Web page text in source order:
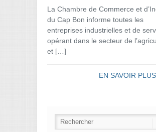
La Chambre de Commerce et
du Cap Bon informe toutes les
entreprises industrielles et de
opérant dans le secteur de
et […]
EN SAVOIR PLUS